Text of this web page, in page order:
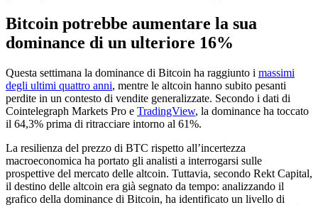
Bitcoin potrebbe aumentare la sua
dominance di un ulteriore 16%
Questa settimana la dominance di Bitcoin ha raggiunto i massimi
degli ultimi quattro anni, mentre le altcoin hanno subito pesanti
perdite in un contesto di vendite generalizzate. Secondo i dati di
Cointelegraph Markets Pro e TradingView, la dominance ha toccato
il 64,3% prima di ritracciare intorno al 61%.
La resilienza del prezzo di BTC rispetto all’incertezza
macroeconomica ha portato gli analisti a interrogarsi sulle
prospettive del mercato delle altcoin. Tuttavia, secondo Rekt Capital,
il destino delle altcoin era già segnato da tempo: analizzando il
grafico della dominance di Bitcoin, ha identificato un livello di